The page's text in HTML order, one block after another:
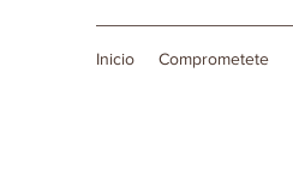
Inicio Comprometete